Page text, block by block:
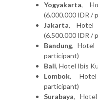
Yogyakarta,
(6.000.000 IDR /
Jakarta, Hotel
(6.500.000 IDR /
Bandung, Hotel
participant)
Bali, Hotel Ibis
Lombok, Hotel
participant)
Surabaya,